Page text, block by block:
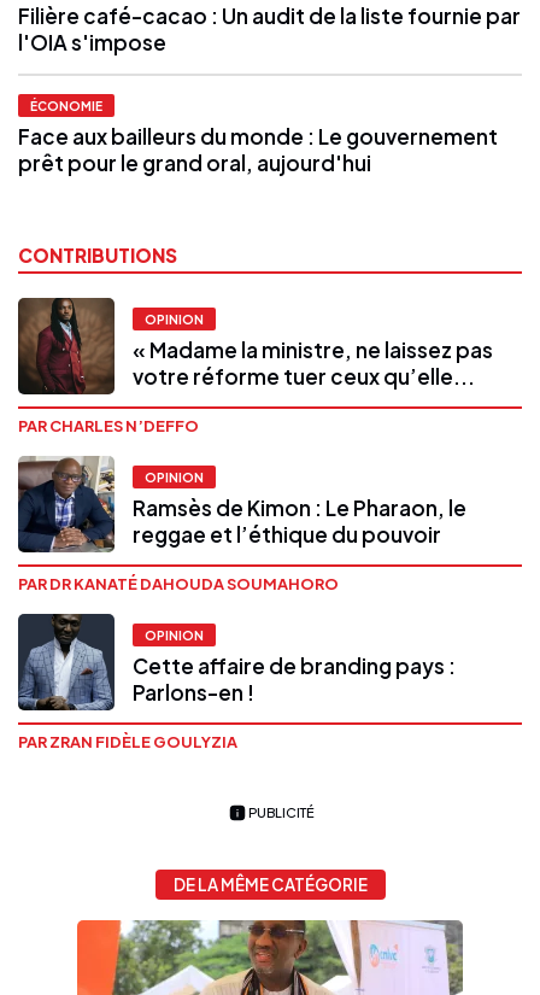
Filière café-cacao : Un audit de la liste fournie par
l'OIA s'impose
ÉCONOMIE
Face aux bailleurs du monde : Le gouvernement
prêt pour le grand oral, aujourd'hui
CONTRIBUTIONS
OPINION
« Madame la ministre, ne laissez pas
votre réforme tuer ceux qu’elle...
PAR CHARLES N’DEFFO
OPINION
Ramsès de Kimon : Le Pharaon, le
reggae et l’éthique du pouvoir
PAR DR KANATÉ DAHOUDA SOUMAHORO
OPINION
Cette affaire de branding pays :
Parlons-en !
PAR ZRAN FIDÈLE GOULYZIA
PUBLICITÉ
DE LA MÊME CATÉGORIE